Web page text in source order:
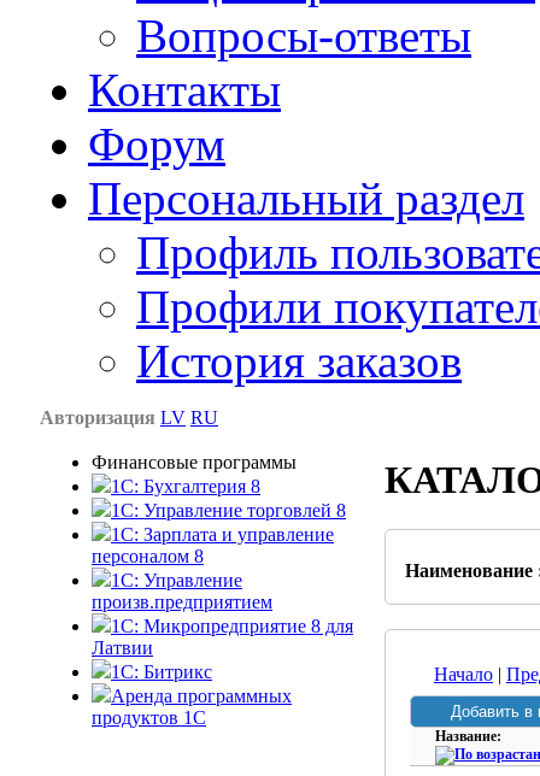
Вопросы-ответы
Контакты
Форум
Персональный раздел
Профиль
Профили
История заказов
Авторизация LV RU
Финансовые программы
1С: Бухгалтерия 8
1C: Управление торговлей 8
1C: Зарплата и управление
персоналом 8
1C: Управление
произв.предприятием
1С: Микропредприятие 8 для
Латвии
1C: Битрикс
Аренда программных
продуктов 1С
Наименование
Начало |
Название: